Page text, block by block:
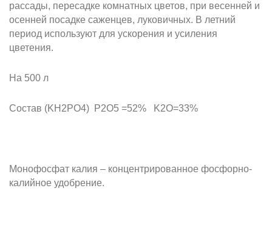
рассады, пересадке комнатных цветов, при весенней и
осенней посадке саженцев, луковичных. В летний
период используют для ускорения и усиления
цветения.
На 500 л
Состав (KH2PO4) P2O5 =52% K2O=33%
Монофосфат калия – концентрированное фосфорно-
калийное удобрение.